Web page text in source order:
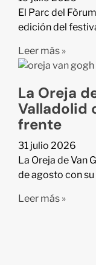
El Parc del
edición del
Leer más »
La Oreja
Valladolid
frente
31 julio 2026
La Oreja de Van
de agosto con su
Leer más »